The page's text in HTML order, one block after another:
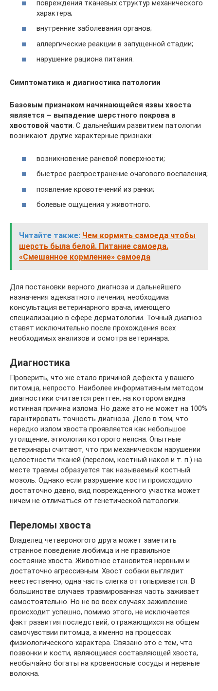
повреждения тканевых структур механического
характера;
внутренние заболевания органов;
аллергические реакции в запущенной стадии;
нарушение рациона питания.
Симптоматика и диагностика патологии
Базовым признаком начинающейся язвы хвоста
является – выпадение шерстного покрова в
хвостовой части. С дальнейшим развитием патологии
возникают другие характерные признаки:
возникновение раневой поверхности;
быстрое распространение очагового воспаления;
появление кровотечений из ранки;
болевые ощущения у животного.
Читайте также: Чем кормить самоеда чтобы
шерсть была белой. Питание самоеда.
«Смешанное кормление» самоеда
Для постановки верного диагноза и дальнейшего
назначения адекватного лечения, необходима
консультация ветеринарного врача, имеющего
специализацию в сфере дерматологии. Точный диагноз
ставят исключительно после прохождения всех
необходимых анализов и осмотра ветеринара.
Диагностика
Проверить, что же стало причиной дефекта у вашего
питомца, непросто. Наиболее информативным методом
диагностики считается рентген, на котором видна
истинная причина излома. Но даже это не может на 100%
гарантировать точность диагноза. Дело в том, что
нередко излом хвоста проявляется как небольшое
утолщение, этиология которого неясна. Опытные
ветеринары считают, что при механическом нарушении
целостности тканей (перелом, костный накол и т. п.) на
месте травмы образуется так называемый костный
мозоль. Однако если разрушение кости происходило
достаточно давно, вид поврежденного участка может
ничем не отличаться от генетической патологии.
Переломы хвоста
Владелец четвероногого друга может заметить
странное поведение любимца и не правильное
состояние хвоста. Животное становится нервным и
достаточно агрессивным. Хвост собаки выглядит
неестественно, одна часть слегка оттопыривается. В
большинстве случаев травмированная часть заживает
самостоятельно. Но не во всех случаях заживление
происходит успешно, помимо этого, не исключается
факт развития последствий, отражающихся на общем
самочувствии питомца, а именно на процессах
физиологического характера. Связано это с тем, что
позвонки и кости, являющиеся составляющей хвоста,
необычайно богаты на кровеносные сосуды и нервные
волокна.